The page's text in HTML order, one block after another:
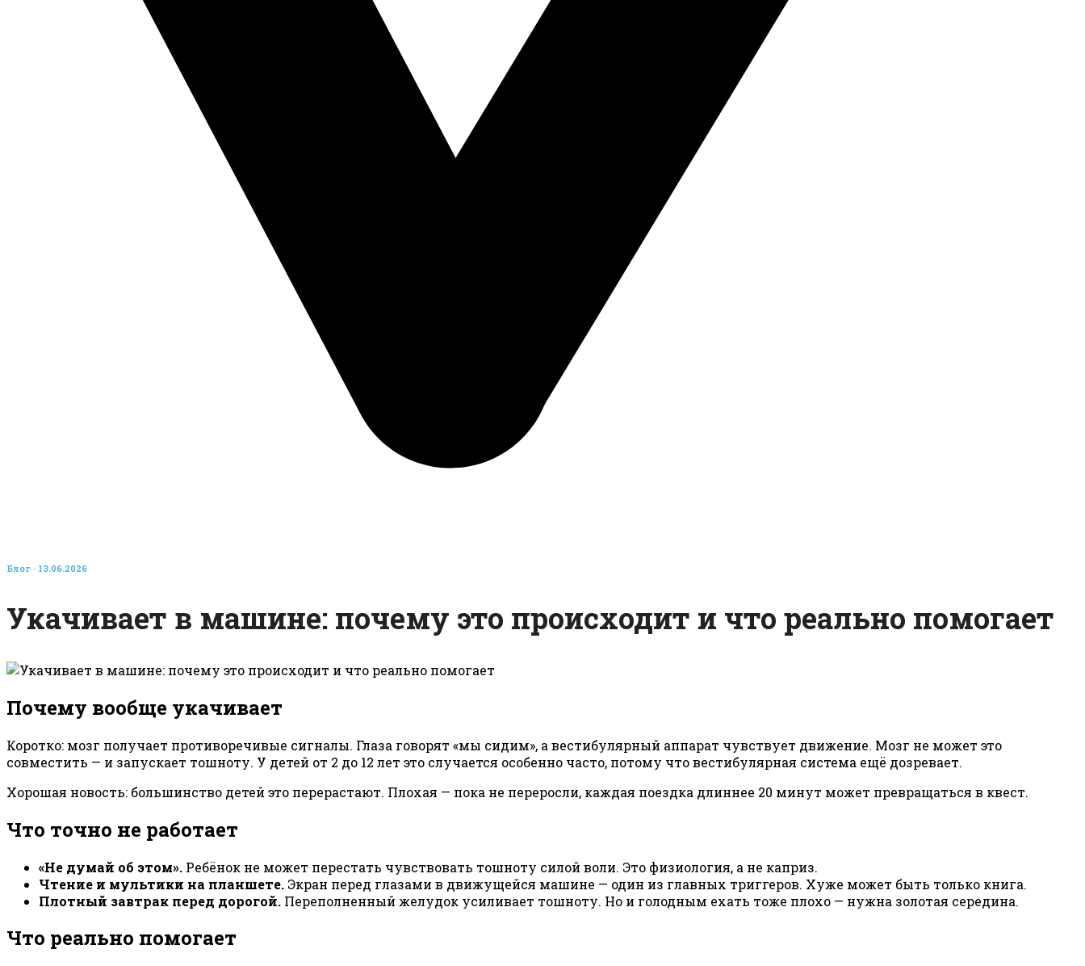
Блог · 13.06.2026
Укачивает в машине: почему это происходит и что реально помогает
Почему вообще укачивает
Коротко: мозг получает противоречивые сигналы. Глаза говорят «мы сидим», а вестибулярный аппарат чувствует движение. Мозг не может это
совместить — и запускает тошноту. У детей от 2 до 12 лет это случается особенно часто, потому что вестибулярная система ещё дозревает.
Хорошая новость: большинство детей это перерастают. Плохая — пока не переросли, каждая поездка длиннее 20 минут может превращаться в квест.
Что точно не работает
«Не думай об этом». Ребёнок не может перестать чувствовать тошноту силой воли. Это физиология, а не каприз.
Чтение и мультики на планшете. Экран перед глазами в движущейся машине — один из главных триггеров. Хуже может быть только книга.
Плотный завтрак перед дорогой. Переполненный желудок усиливает тошноту. Но и голодным ехать тоже плохо — нужна золотая середина.
Что реально помогает